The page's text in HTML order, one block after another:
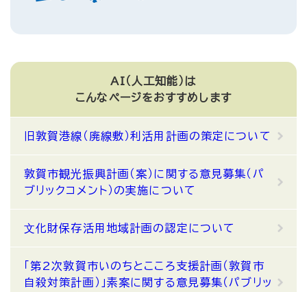
AI（人工知能）は
こんなページをおすすめします
旧敦賀港線（廃線敷）利活用計画の策定について
敦賀市観光振興計画（案）に関する意見募集（パ
ブリックコメント）の実施について
⽂化財保存活用地域計画の認定について
「第2次敦賀市いのちとこころ支援計画（敦賀市
自殺対策計画）」素案に関する意見募集（パブリッ